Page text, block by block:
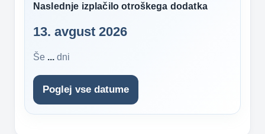
Naslednje izplačilo otroškega dodatka
13. avgust 2026
Še ... dni
Poglej vse datume